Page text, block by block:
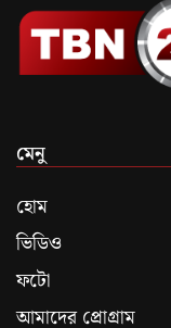
মেনু
হোম
ভিডিও
ফটো
আমাদের প্রোগ্রাম